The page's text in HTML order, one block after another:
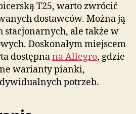
T25, warto zwrócić
dostawców. Można ją
stacjonarnych, ale także w
Doskonałym miejscem
dostępnana Allegro, gdzie
warianty pianki,
potrzeb.